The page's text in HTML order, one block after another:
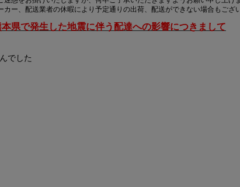
ー、配送業者の休暇により予定通りの出荷、配送ができない場合もござ
本県で発生した地震に伴う配達への影響につきまして
でした